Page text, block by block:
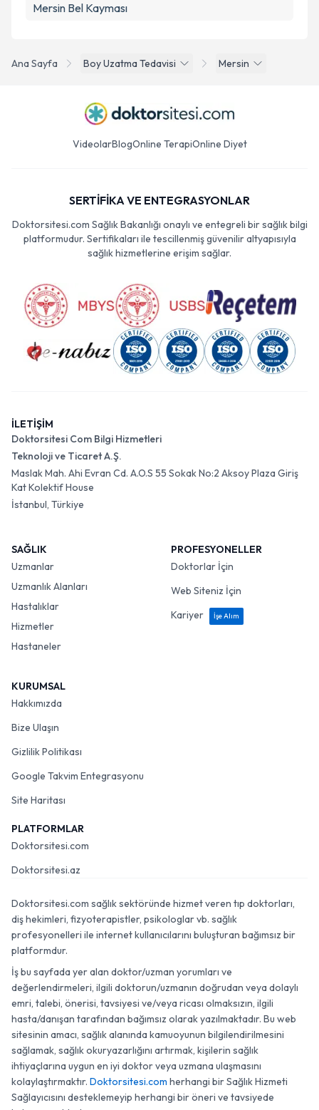
Ana Sayfa Boy Uzatma Tedavisi Mersin
Mersin Bel Kayması
VideolarBlogOnline TerapiOnline Diyet
SERTİFİKA VE ENTEGRASYONLAR
Doktorsitesi.com Sağlık Bakanlığı onaylı ve entegreli bir sağlık bilgi
platformudur. Sertifikaları ile tescillenmiş güvenilir altyapısıyla
sağlık hizmetlerine erişim sağlar.
İLETİŞİM
Doktorsitesi Com Bilgi Hizmetleri
Teknoloji ve Ticaret A.Ş.
Maslak Mah. Ahi Evran Cd. A.O.S 55 Sokak No:2 Aksoy Plaza Giriş
Kat Kolektif House
İstanbul, Türkiye
SAĞLIK
Uzmanlar
Uzmanlık Alanları
Hastalıklar
Hizmetler
Hastaneler
PROFESYONELLER
Doktorlar İçin
Web Siteniz İçin
Kariyer
İşe Alım
KURUMSAL
Hakkımızda
Bize Ulaşın
Gizlilik Politikası
Google Takvim Entegrasyonu
Site Haritası
PLATFORMLAR
Doktorsitesi.com
Doktorsitesi.az
Doktorsitesi.com sağlık sektöründe hizmet veren tıp doktorları,
diş hekimleri, fizyoterapistler, psikologlar vb. sağlık
profesyonelleri ile internet kullanıcılarını buluşturan bağımsız bir
platformdur.
İş bu sayfada yer alan doktor/uzman yorumları ve
değerlendirmeleri, ilgili doktorun/uzmanın doğrudan veya dolaylı
emri, talebi, önerisi, tavsiyesi ve/veya ricası olmaksızın, ilgili
hasta/danışan tarafından bağımsız olarak yazılmaktadır. Bu web
sitesinin amacı, sağlık alanında kamuoyunun bilgilendirilmesini
sağlamak, sağlık okuryazarlığını artırmak, kişilerin sağlık
ihtiyaçlarına uygun en iyi doktor veya uzmana ulaşmasını
kolaylaştırmaktır. Doktorsitesi.com herhangi bir Sağlık Hizmeti
Sağlayıcısını desteklemeyip herhangi bir öneri ve tavsiyede